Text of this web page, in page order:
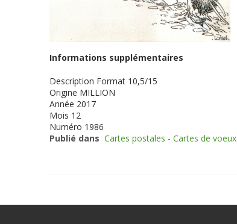
Informations supplémentaires
Description Format 10,5/15
Origine MILLION
Année 2017
Mois 12
Numéro 1986
Publié dans Cartes postales - Cartes de voeux